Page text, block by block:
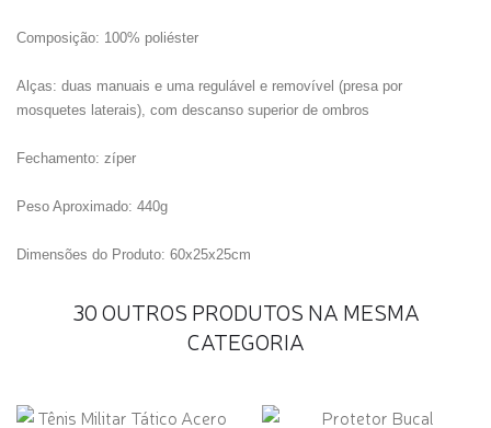
Composição: 100% poliéster
Alças: duas manuais e uma regulável e removível (presa por
mosquetes laterais), com descanso superior de ombros
Fechamento: zíper
Peso Aproximado: 440g
Dimensões do Produto: 60x25x25cm
30 OUTROS PRODUTOS NA MESMA
CATEGORIA